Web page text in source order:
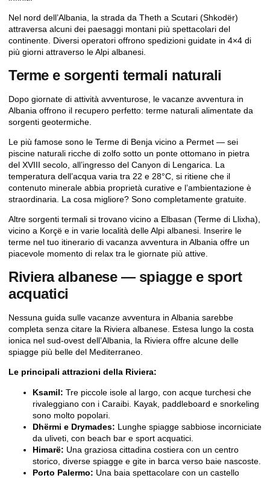
Nel nord dell’Albania, la strada da Theth a Scutari (Shkodër)
attraversa alcuni dei paesaggi montani più spettacolari del
continente. Diversi operatori offrono spedizioni guidate in 4×4 di
più giorni attraverso le Alpi albanesi.
Terme e sorgenti termali naturali
Dopo giornate di attività avventurose, le vacanze avventura in
Albania offrono il recupero perfetto: terme naturali alimentate da
sorgenti geotermiche.
Le più famose sono le Terme di Benja vicino a Permet — sei
piscine naturali ricche di zolfo sotto un ponte ottomano in pietra
del XVIII secolo, all’ingresso del Canyon di Lengarica. La
temperatura dell’acqua varia tra 22 e 28°C, si ritiene che il
contenuto minerale abbia proprietà curative e l’ambientazione è
straordinaria. La cosa migliore? Sono completamente gratuite.
Altre sorgenti termali si trovano vicino a Elbasan (Terme di Llixha),
vicino a Korçë e in varie località delle Alpi albanesi. Inserire le
terme nel tuo itinerario di vacanza avventura in Albania offre un
piacevole momento di relax tra le giornate più attive.
Riviera albanese — spiagge e sport
acquatici
Nessuna guida sulle vacanze avventura in Albania sarebbe
completa senza citare la Riviera albanese. Estesa lungo la costa
ionica nel sud-ovest dell’Albania, la Riviera offre alcune delle
spiagge più belle del Mediterraneo.
Le principali attrazioni della Riviera:
Ksamil: Tre piccole isole al largo, con acque turchesi che
rivaleggiano con i Caraibi. Kayak, paddleboard e snorkeling
sono molto popolari.
Dhërmi e Drymades: Lunghe spiagge sabbiose incorniciate
da uliveti, con beach bar e sport acquatici.
Himarë: Una graziosa cittadina costiera con un centro
storico, diverse spiagge e gite in barca verso baie nascoste.
Porto Palermo: Una baia spettacolare con un castello